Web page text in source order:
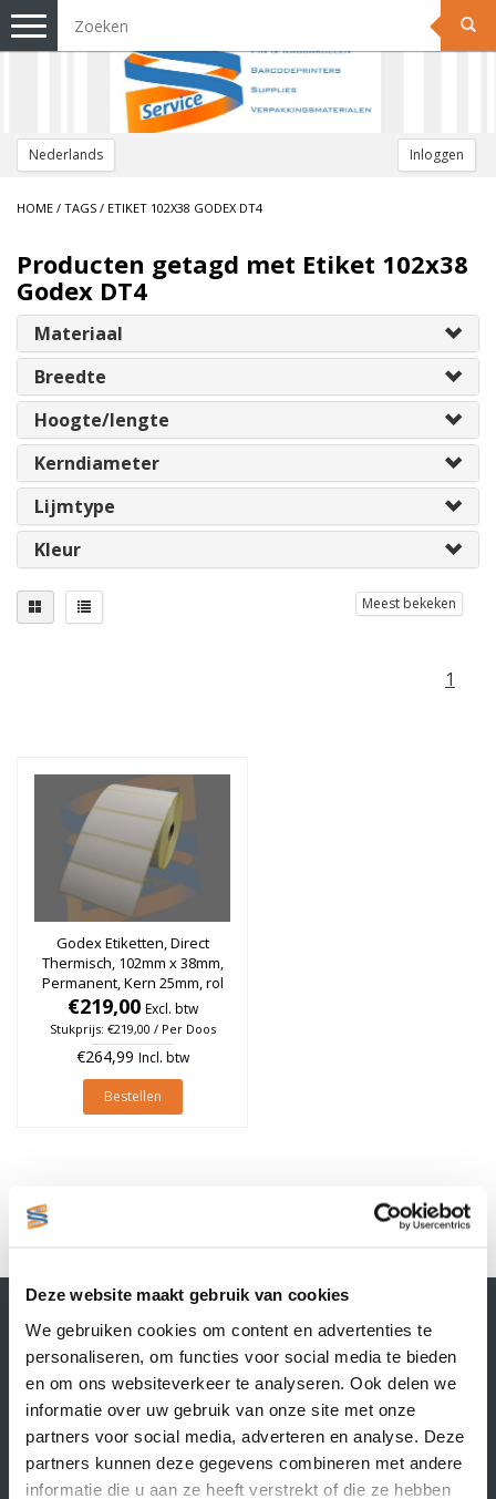
Deze website maakt gebruik van cookies
We gebruiken cookies om content en advertenties te
personaliseren, om functies voor social media te bieden
en om ons websiteverkeer te analyseren. Ook delen we
informatie over uw gebruik van onze site met onze
partners voor social media, adverteren en analyse. Deze
partners kunnen deze gegevens combineren met andere
informatie die u aan ze heeft verstrekt of die ze hebben
Nederlands Inloggen
Toggle
navigation
HOME / TAGS / ETIKET 102X38 GODEX DT4
Producten getagd met Etiket 102x38
Godex DT4
Materiaal
Breedte
Hoogte/lengte
Kerndiameter
Lijmtype
Kleur
Meest bekeken
1
Godex Etiketten, Direct
Thermisch, 102mm x 38mm,
Permanent, Kern 25mm, rol
à 1.790 stuks (Per doos)
€219,00 Excl. btw
Stukprijs: €219,00 / Per Doos
€264,99 Incl. btw
Bestellen
1
Contactgegevens
Supply Service B.V.
Nijverheidsstraat 25-K
3861 RJ Nijkerk
info@supplyservice.nl
+31 33 468 13 42
KvK nummer: 66384737